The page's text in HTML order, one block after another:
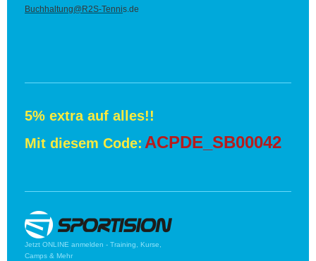
Buchhaltung@R2S-Tennis.de
5% extra auf alles!!
Mit diesem Code: ACPDE_SB00042
Jetzt ONLINE anmelden - Training, Kurse,
Camps & Mehr